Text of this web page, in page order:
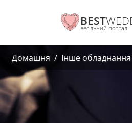
BEST
весільний портал
Домашня Інше